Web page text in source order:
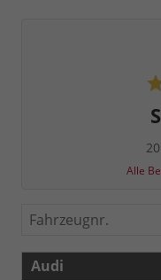
Alle
Fahrzeugnr.
Audi